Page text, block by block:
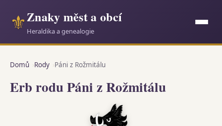
⚜Znaky měst a obcí
Heraldika a genealogie
Domů Rody Páni z Rožmitálu
Erb rodu Páni z Rožmitálu